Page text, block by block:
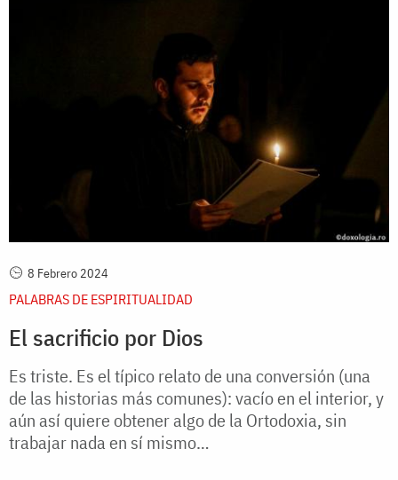
8 Febrero 2024
PALABRAS DE ESPIRITUALIDAD
El sacrificio por Dios
Es triste. Es el típico relato de una conversión (una
de las historias más comunes): vacío en el interior, y
aún así quiere obtener algo de la Ortodoxia, sin
trabajar nada en sí mismo…